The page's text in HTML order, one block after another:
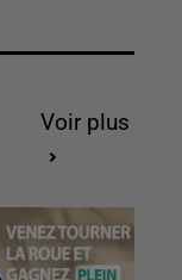
Voir plus